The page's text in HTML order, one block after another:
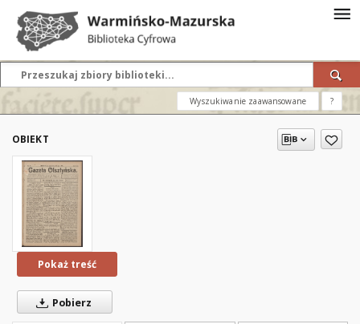
Wyszukiwanie zaawansowane ?
OBIEKT
Pokaż treść
Pobierz